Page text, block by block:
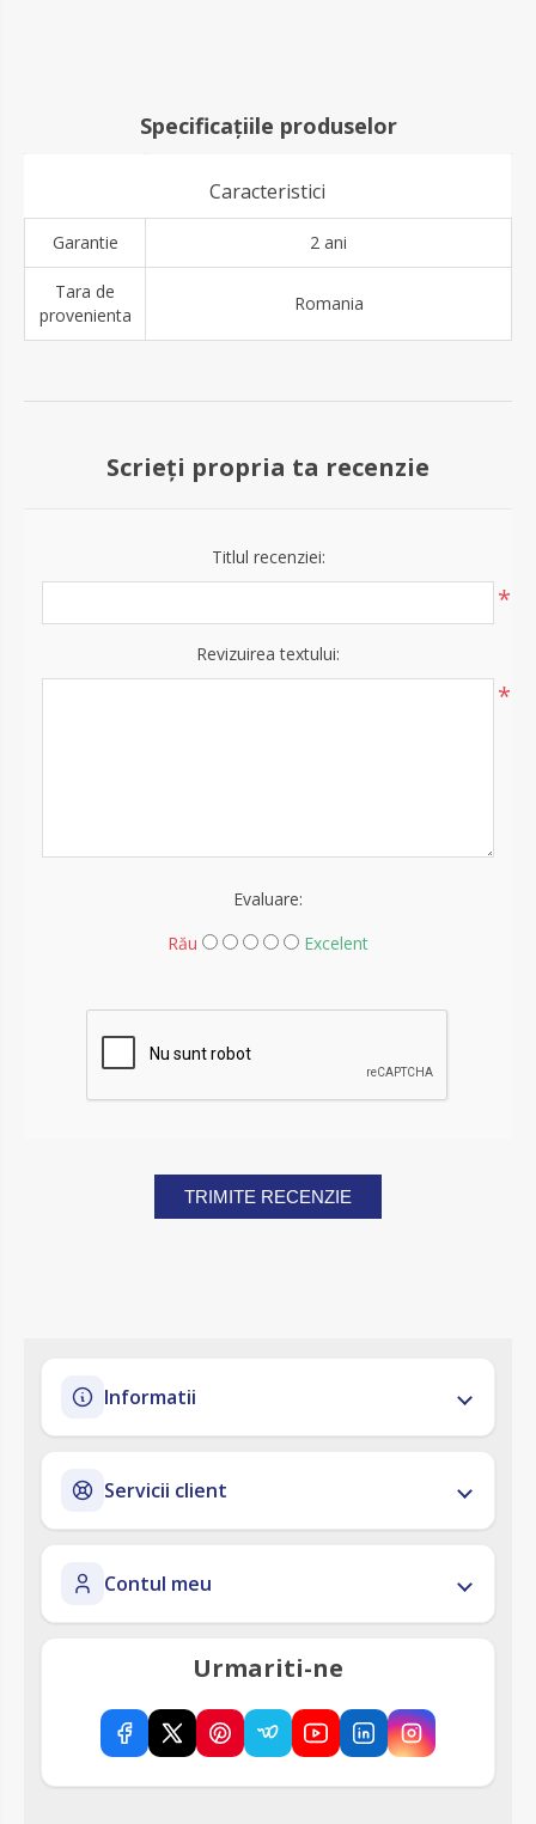
Specificațiile produselor
Caracteristici
Garantie 2 ani
Tara de
provenienta
Romania
Scrieți propria ta recenzie
Titlul recenziei:
*
Revizuirea textului:
*
Evaluare:
Rău
Excelent
TRIMITE RECENZIE
Informatii
Servicii client
Contul meu
Urmariti-ne